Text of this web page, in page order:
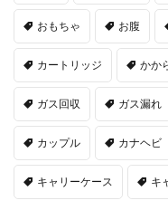
おもちゃ お腹
カートリッジ かか
ガス回収 ガス漏れ
カップル カナヘビ
キャリーケース キ